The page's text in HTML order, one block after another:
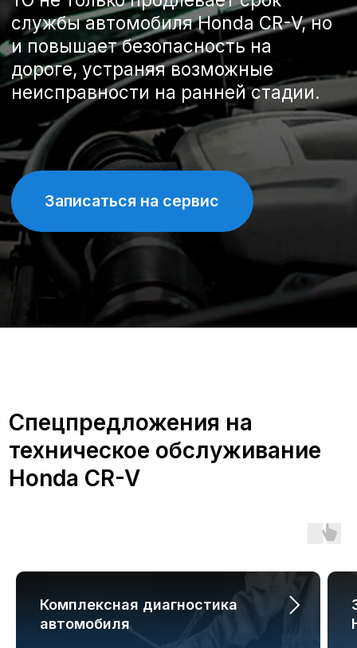
Записаться на сервис
Спецпредложения на
техническое обслуживание
Honda CR-V
Комплексная диагностика
автомобиля
Обслуживание автомобиля Хонда в
сертифицированном сервисе А-